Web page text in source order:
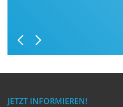
Previous
Next
JETZT INFORMIEREN!